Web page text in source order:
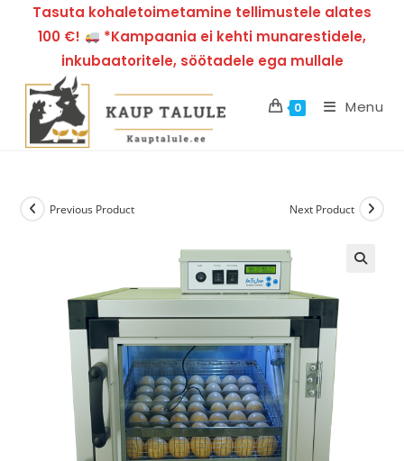
Tasuta kohaletoimetamine tellimustele alates
100 €!
*Kampaania ei kehti munarestidele,
inkubaatoritele, söötadele ega mullale
0 Menu
Previous Product Next Product